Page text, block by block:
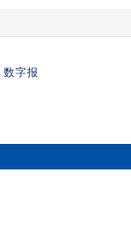
数字报